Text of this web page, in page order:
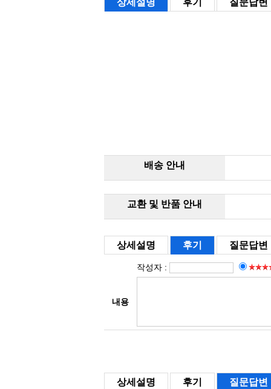
상세설명 후기 질문답변
배송 안내
교환 및 반품 안내
상세설명 후기 질문답변
상세설명 후기 질문답변